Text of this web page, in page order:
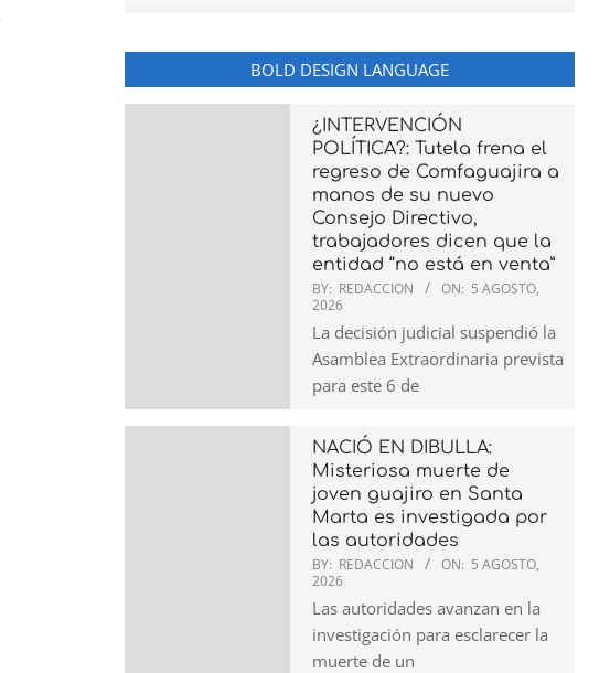
BOLD DESIGN LANGUAGE
¿INTERVENCIÓN
POLÍTICA?: Tutela frena el
regreso de Comfaguajira a
manos de su nuevo
Consejo Directivo,
trabajadores dicen que la
entidad “no está en venta”
BY: REDACCION ON: 5 AGOSTO,
2026
La decisión judicial suspendió la
Asamblea Extraordinaria prevista
para este 6 de
NACIÓ EN DIBULLA:
Misteriosa muerte de
joven guajiro en Santa
Marta es investigada por
las autoridades
BY: REDACCION ON: 5 AGOSTO,
2026
Las autoridades avanzan en la
investigación para esclarecer la
muerte de un